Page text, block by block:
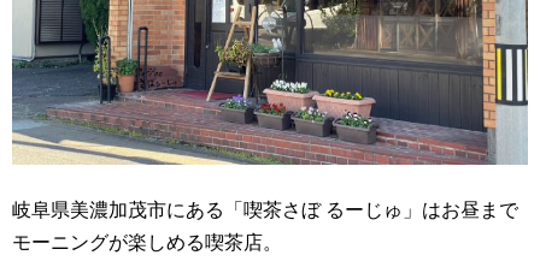
岐阜県美濃加茂市にある「喫茶さぼ るーじゅ」はお昼まで
モーニングが楽しめる喫茶店。